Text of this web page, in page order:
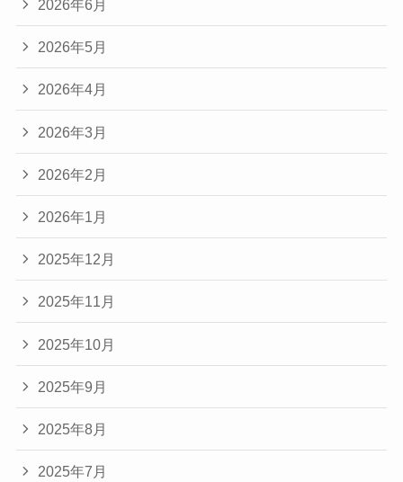
2026年6月
2026年5月
2026年4月
2026年3月
2026年2月
2026年1月
2025年12月
2025年11月
2025年10月
2025年9月
2025年8月
2025年7月